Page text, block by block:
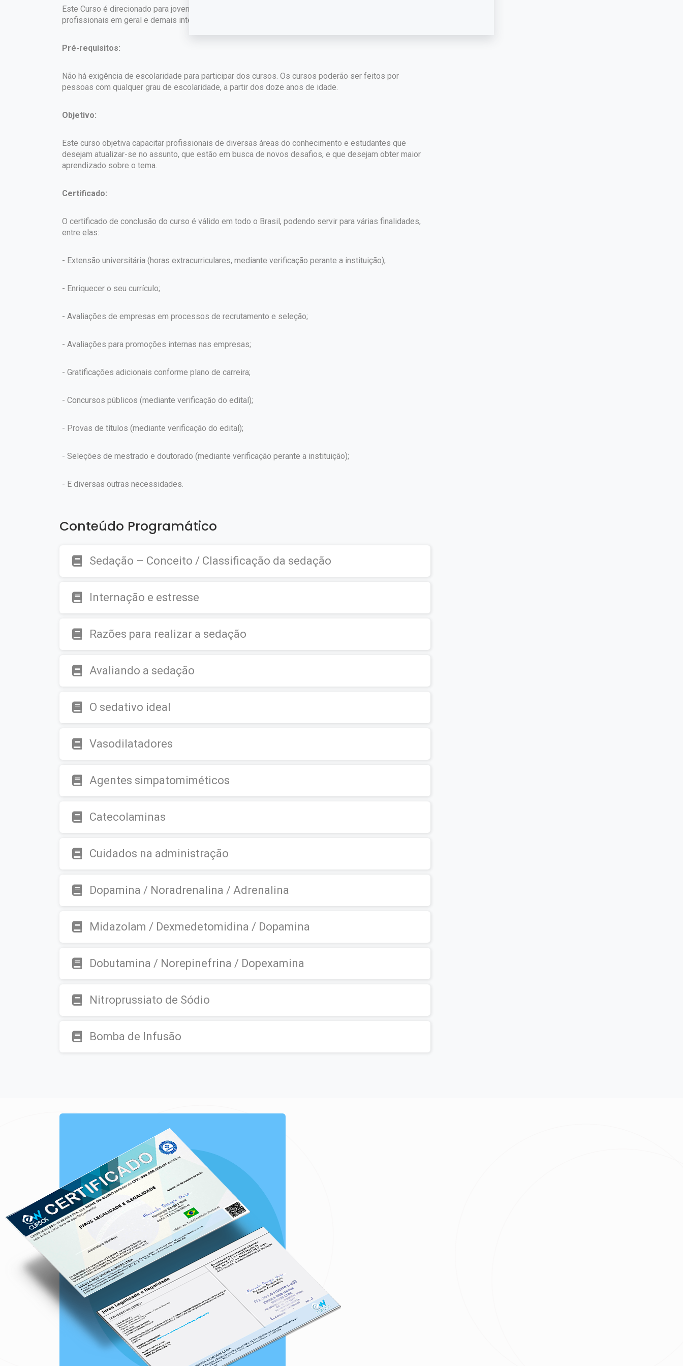
Este Curso é direcionado para jovens e adultos em busca de qualificação profissional, estudantes,
profissionais em geral e demais interessados.
Pré-requisitos:
Não há exigência de escolaridade para participar dos cursos. Os cursos poderão ser feitos por
pessoas com qualquer grau de escolaridade, a partir dos doze anos de idade.
Objetivo:
Este curso objetiva capacitar profissionais de diversas áreas do conhecimento e estudantes que
desejam atualizar-se no assunto, que estão em busca de novos desafios, e que desejam obter maior
aprendizado sobre o tema.
Certificado:
O certificado de conclusão do curso é válido em todo o Brasil, podendo servir para várias finalidades,
entre elas:
- Extensão universitária (horas extracurriculares, mediante verificação perante a instituição);
- Enriquecer o seu currículo;
- Avaliações de empresas em processos de recrutamento e seleção;
- Avaliações para promoções internas nas empresas;
- Gratificações adicionais conforme plano de carreira;
- Concursos públicos (mediante verificação do edital);
- Provas de títulos (mediante verificação do edital);
- Seleções de mestrado e doutorado (mediante verificação perante a instituição);
- E diversas outras necessidades.
Conteúdo Programático
Sedação – Conceito / Classificação da sedação
Internação e estresse
Razões para realizar a sedação
Avaliando a sedação
O sedativo ideal
Vasodilatadores
Agentes simpatomiméticos
Catecolaminas
Cuidados na administração
Dopamina / Noradrenalina / Adrenalina
Midazolam / Dexmedetomidina / Dopamina
Dobutamina / Norepinefrina / Dopexamina
Nitroprussiato de Sódio
Bomba de Infusão